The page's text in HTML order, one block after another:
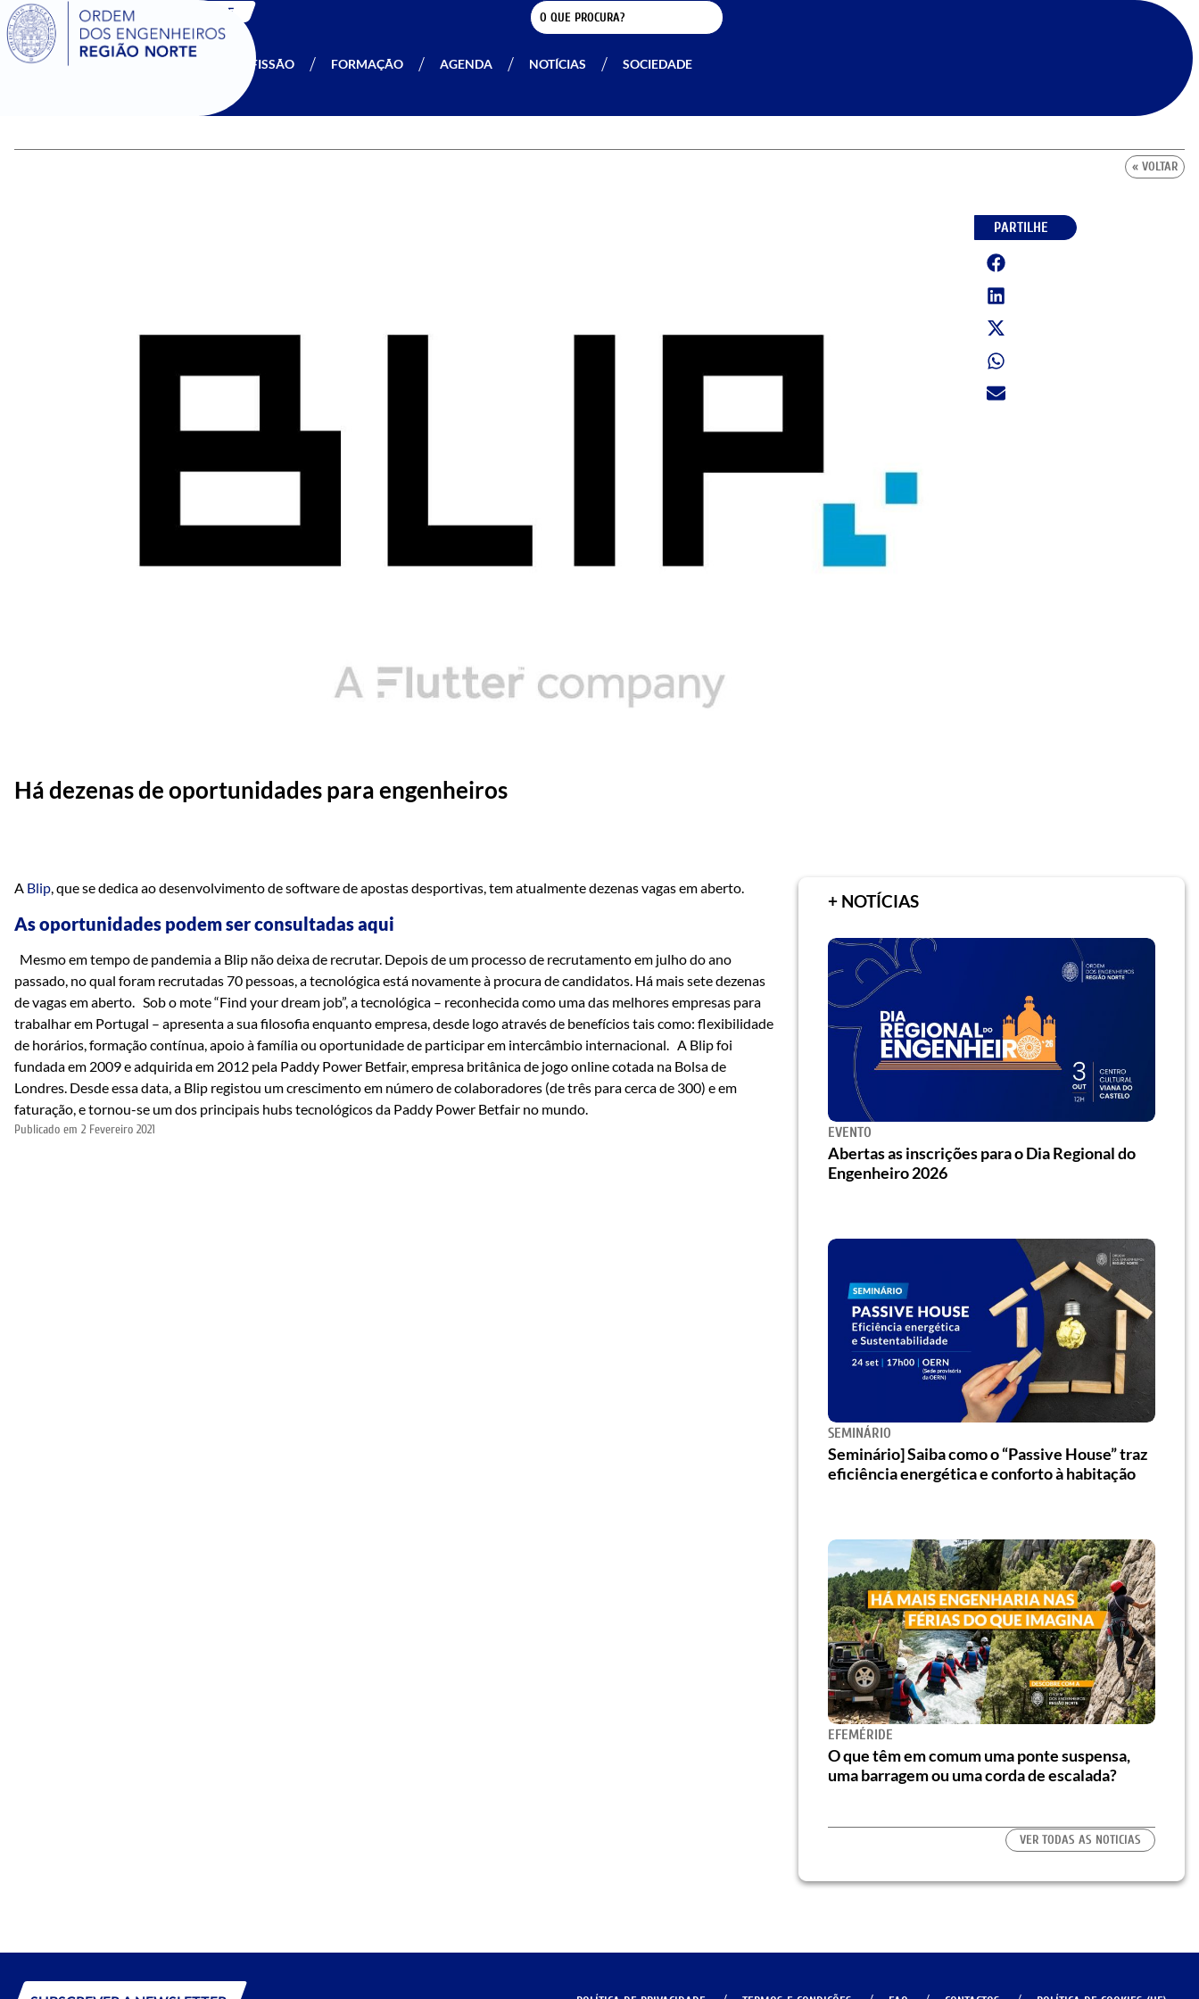
SIGOE
A OERN PROFISSÃO FORMAÇÃO AGENDA NOTÍCIAS SOCIEDADE
« VOLTAR
PARTILHE
Há dezenas de oportunidades para engenheiros
A Blip , que se dedica ao desenvolvimento de software de apostas desportivas, tem atualmente dezenas vagas em aberto.
As oportunidades podem ser consultadasaqui
Mesmo em tempo de pandemia a Blip não deixa de recrutar. Depois de um processo de recrutamento em julho do ano
passado, no qual foram recrutadas 70 pessoas, a tecnológica está novamente à procura de candidatos. Há mais sete dezenas
de vagas em aberto. Sob o mote “Find your dream job”, a tecnológica – reconhecida como uma das melhores empresas para
trabalhar em Portugal – apresenta a sua filosofia enquanto empresa, desde logo através de benefícios tais como: flexibilidade
de horários, formação contínua, apoio à família ou oportunidade de participar em intercâmbio internacional. A Blip foi
fundada em 2009 e adquirida em 2012 pela Paddy Power Betfair, empresa britânica de jogo online cotada na Bolsa de
Londres. Desde essa data, a Blip registou um crescimento em número de colaboradores (de três para cerca de 300) e em
faturação, e tornou-se um dos principais hubs tecnológicos da Paddy Power Betfair no mundo.
Publicado em 2 Fevereiro 2021
+ NOTÍCIAS
EVENTO
Abertas as inscrições para o Dia Regional do
Engenheiro 2026
SEMINÁRIO
Seminário] Saiba como o “Passive House” traz
eficiência energética e conforto à habitação
EFEMÉRIDE
O que têm em comum uma ponte suspensa,
uma barragem ou uma corda de escalada?
VER TODAS AS NOTICIAS